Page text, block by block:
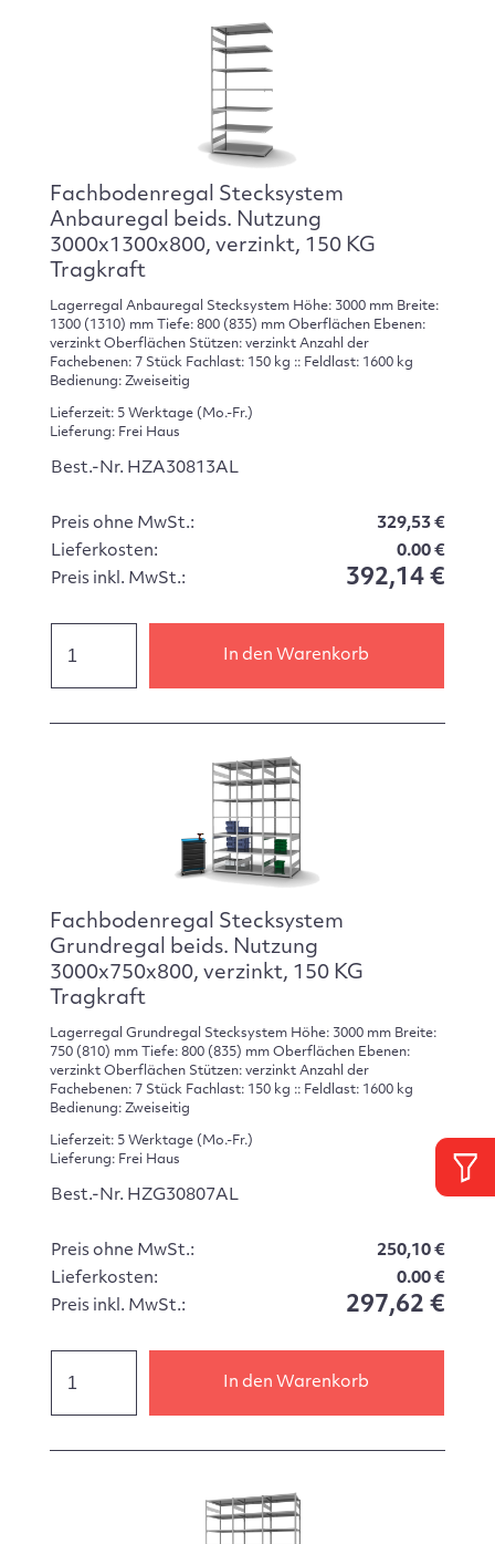
Fachbodenregal Stecksystem
Anbauregal beids. Nutzung
3000x1300x800, verzinkt, 150 KG
Tragkraft
Lagerregal Anbauregal Stecksystem Höhe: 3000 mm Breite:
1300 (1310) mm Tiefe: 800 (835) mm Oberflächen Ebenen:
verzinkt Oberflächen Stützen: verzinkt Anzahl der
Fachebenen: 7 Stück Fachlast: 150 kg :: Feldlast: 1600 kg
Bedienung: Zweiseitig
Lieferzeit: 5 Werktage (Mo.-Fr.)
Lieferung: Frei Haus
Best.-Nr. HZA30813AL
Preis ohne MwSt.:
329,53 €
Lieferkosten:
0.00 €
Preis inkl. MwSt.:
392,14 €
In den Warenkorb
Fachbodenregal Stecksystem
Grundregal beids. Nutzung
3000x750x800, verzinkt, 150 KG
Tragkraft
Lagerregal Grundregal Stecksystem Höhe: 3000 mm Breite:
750 (810) mm Tiefe: 800 (835) mm Oberflächen Ebenen:
verzinkt Oberflächen Stützen: verzinkt Anzahl der
Fachebenen: 7 Stück Fachlast: 150 kg :: Feldlast: 1600 kg
Bedienung: Zweiseitig
Lieferzeit: 5 Werktage (Mo.-Fr.)
Lieferung: Frei Haus
Best.-Nr. HZG30807AL
Preis ohne MwSt.:
250,10 €
Lieferkosten:
0.00 €
Preis inkl. MwSt.:
297,62 €
In den Warenkorb